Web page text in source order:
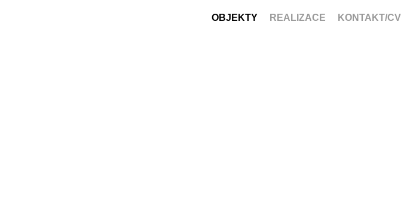
OBJEKTY REALIZACE KONTAKT/CV